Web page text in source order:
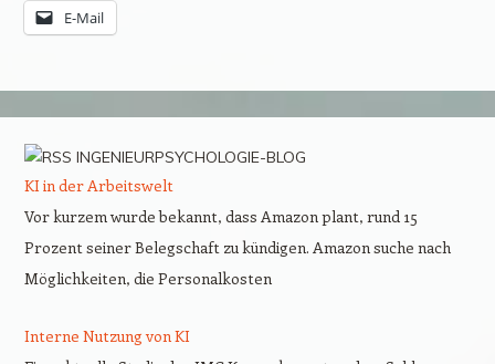
E-Mail
INGENIEURPSYCHOLOGIE-BLOG
KI in der Arbeitswelt
Vor kurzem wurde bekannt, dass Amazon plant, rund 15
Prozent seiner Belegschaft zu kündigen. Amazon suche nach
Möglichkeiten, die Personalkosten
Interne Nutzung von KI